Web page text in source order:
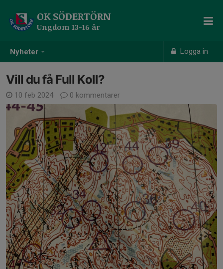
Nyheter Logga in
OK SÖDERTÖRN
Ungdom 13-16 år
Vill du få Full Koll?
10 feb 2024 0 kommentarer